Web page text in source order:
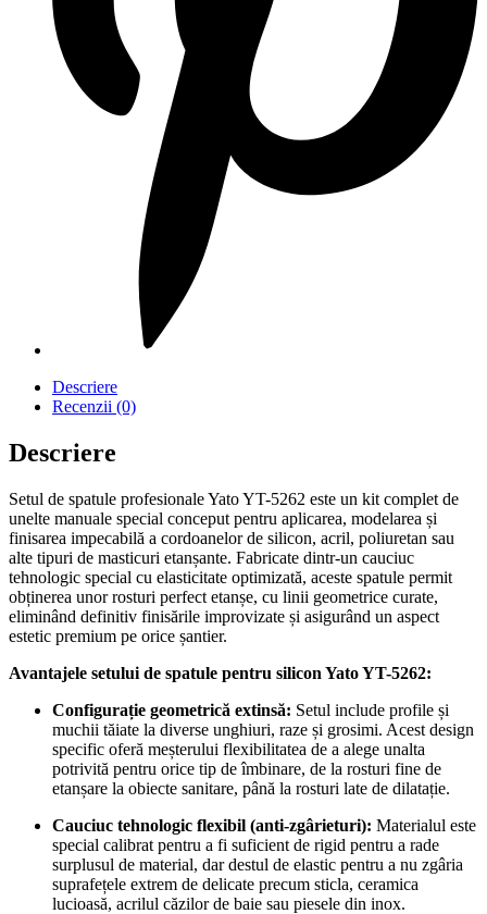
Descriere
Recenzii (0)
Descriere
Setul de spatule profesionale Yato YT-5262 este un kit complet de
unelte manuale special conceput pentru aplicarea, modelarea și
finisarea impecabilă a cordoanelor de silicon, acril, poliuretan sau
alte tipuri de masticuri etanșante. Fabricate dintr-un cauciuc
tehnologic special cu elasticitate optimizată, aceste spatule permit
obținerea unor rosturi perfect etanșe, cu linii geometrice curate,
eliminând definitiv finisările improvizate și asigurând un aspect
estetic premium pe orice șantier.
Avantajele setului de spatule pentru silicon Yato YT-5262:
Configurație geometrică extinsă: Setul include profile și
muchii tăiate la diverse unghiuri, raze și grosimi. Acest design
specific oferă meșterului flexibilitatea de a alege unalta
potrivită pentru orice tip de îmbinare, de la rosturi fine de
etanșare la obiecte sanitare, până la rosturi late de dilatație.
Cauciuc tehnologic flexibil (anti-zgârieturi): Materialul este
special calibrat pentru a fi suficient de rigid pentru a rade
surplusul de material, dar destul de elastic pentru a nu zgâria
suprafețele extrem de delicate precum sticla, ceramica
lucioasă, acrilul căzilor de baie sau piesele din inox.